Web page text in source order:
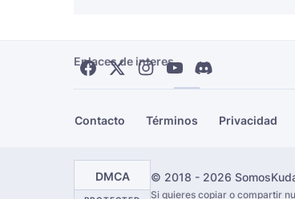
Enlaces de interes
Contacto Términos Privacidad
© 2018 - 2026
Si quieres copiar o compartir
DMCA